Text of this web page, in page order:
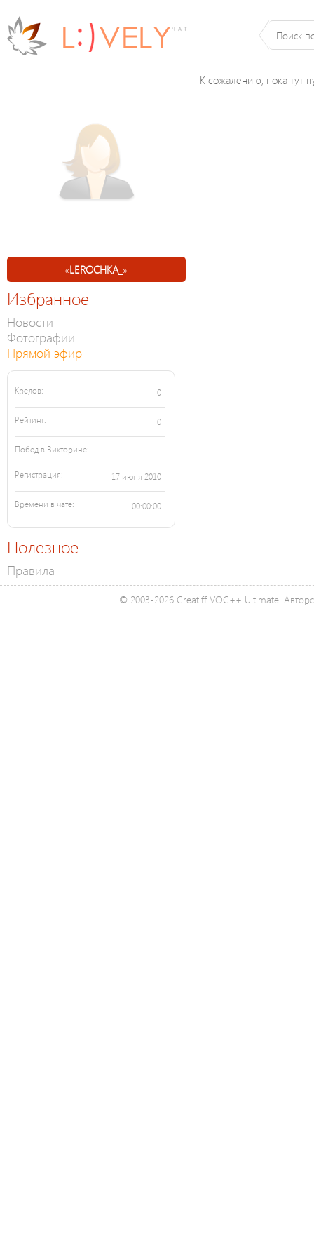
«LEROCHKA_ »
Избранное
Новости
Фотографии
Прямой эфир
Кредов: 0
Рейтинг: 0
Побед в Викторине:
Регистрация: 17 июня 2010
Времени в чате: 00:00:00
Полезное
Правила
К сожалению, пока тут
© 2003-2026 Creatiff VOC++ Ultimate.